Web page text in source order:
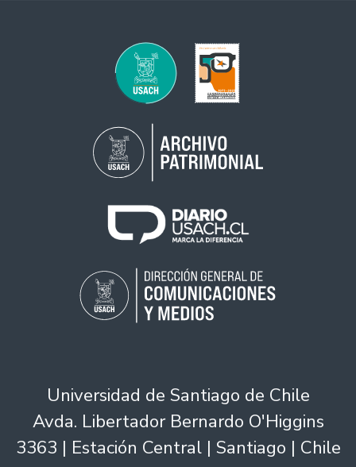
Universidad de Santiago de Chile
Avda. Libertador Bernardo O'Higgins
3363 | Estación Central | Santiago | Chile